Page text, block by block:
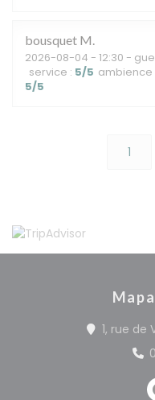
bousquet M
2026-08-04 - 12:30 -
service : 5/5 ambience
5/5
1
1, rue de